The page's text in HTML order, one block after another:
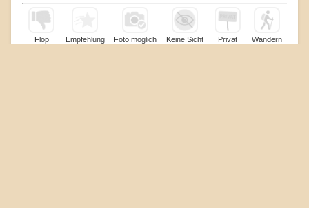
Flop Empfehlung Foto möglich Keine Sicht Privat Wandern